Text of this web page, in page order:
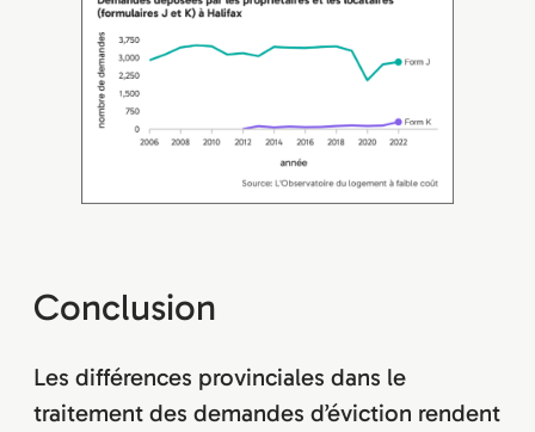
Conclusion
Les différences provinciales dans le
traitement des demandes d’éviction rendent